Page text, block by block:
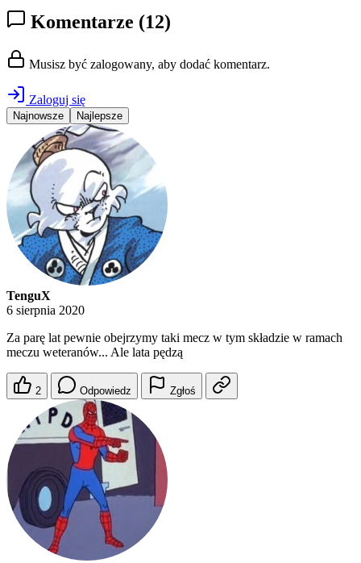
Komentarze (12)
Musisz być zalogowany, aby dodać komentarz.
Zaloguj się
Najnowsze Najlepsze
TenguX
6 sierpnia 2020
Za parę lat pewnie obejrzymy taki mecz w tym składzie w ramach
meczu weteranów... Ale lata pędzą
2 Odpowiedz Zgłoś